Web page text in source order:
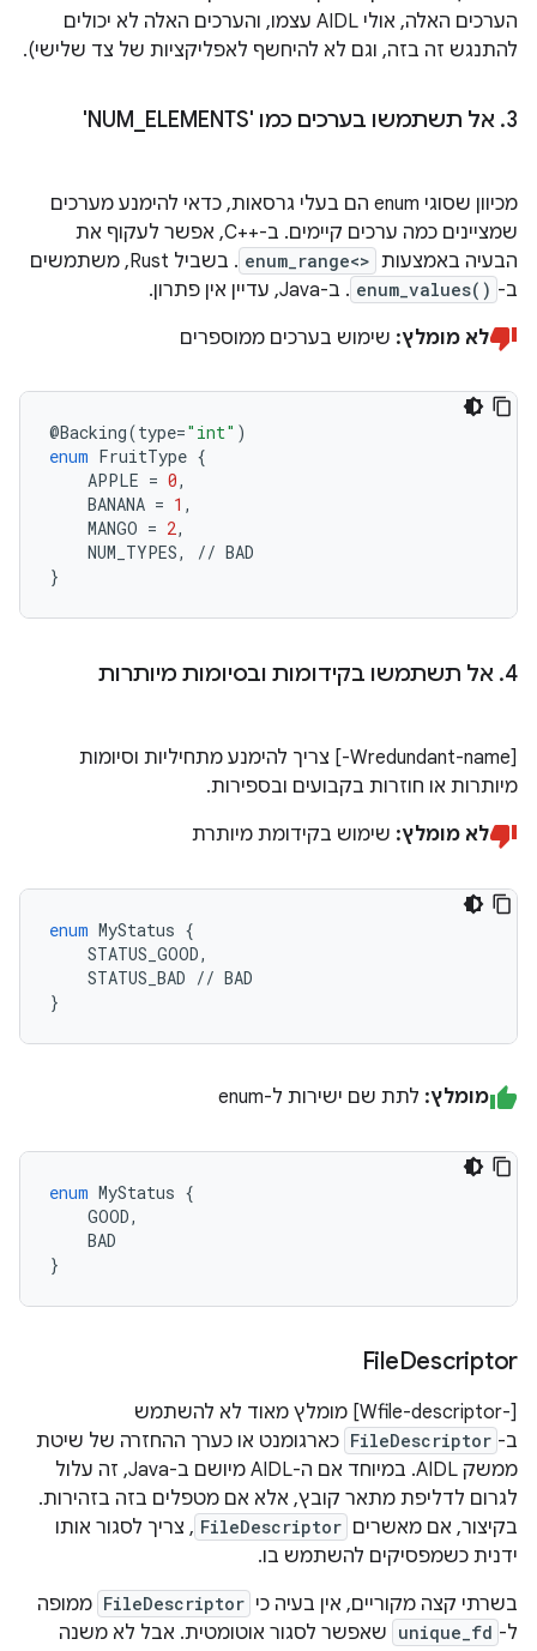
הערכים האלה, אולי AIDL עצמו, והערכים האלה לא יכולים
להתנגש זה בזה, וגם לא להיחשף לאפליקציות של צד שלישי).
3
. אל תשתמשו בערכים כמו 'NUMELEMENTS'
מכיוון שסוגי enum הם בעלי גרסאות, כדאי להימנע מערכים
שמציינים כמה ערכים קיימים. ב-C++‎, אפשר לעקוף את
הבעיה באמצעות enum_range<>
. בשביל Rust, משתמשים
ב- enum_values() . ב-Java, עדיין אין פתרון.
לא מומלץ: שימוש בערכים ממוספרים
@Backing(type="int" )
enum FruitType {
APPLE = 0,
BANANA = 1 ,
MANGO = 2,
NUM_TYPES, // BAD
}
4
. אל תשתמשו בקידומות ובסיומות מיותרות
‫[‎-Wredundant-name] צריך להימנע מתחיליות וסיומות
מיותרות או חוזרות בקבועים ובספירות.
לא מומלץ: שימוש בקידומת מיותרת
enum MyStatus {
STATUS_GOOD,
STATUS_BAD // BAD
}
מומלץ: לתת שם ישירות ל-enum
enum MyStatus {
GOOD,
BAD
}
FileDescriptor
‫[-Wfile-descriptor] מומלץ מאוד לא להשתמש
ב- FileDescriptor כארגומנט או כערך ההחזרה של שיטת
ממשק AIDL. במיוחד אם ה-AIDL מיושם ב-Java, זה עלול
לגרום לדליפת מתאר קובץ, אלא אם מטפלים בזה בזהירות.
בקיצור, אם מאשרים FileDescriptor , צריך לסגור אותו
ידנית כשמפסיקים להשתמש בו.
בשרתי קצה מקוריים, אין בעיה כי FileDescriptor ממופה
ל- unique_fd שאפשר לסגור אוטומטית. אבל לא משנה